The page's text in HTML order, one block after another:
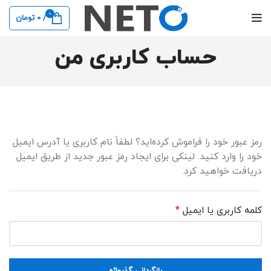
0
/
0 تومان
حساب کاربری من
رمز عبور خود را فراموش کرده‌اید؟ لطفاً نام کاربری یا آدرس ایمیل
خود را وارد کنید. لینکی برای ایجاد رمز عبور جدید از طریق ایمیل
دریافت خواهید کرد.
کلمه کاربری یا ایمیل *